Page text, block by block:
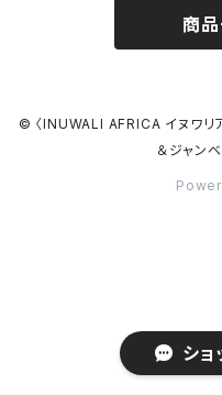
ショ
シュシュ
商
© 〈INUWALI AFRICA イヌワリ
＆ジャン